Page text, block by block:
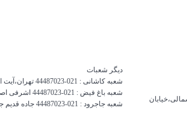
دیگر شعبات
شعبه کاشانی : 021-44487023
تهران،آیت
شعبه باغ فیض : 021-44487023
اشرفی
شعبه جاجرود : 021-44487023 جاده قدیم